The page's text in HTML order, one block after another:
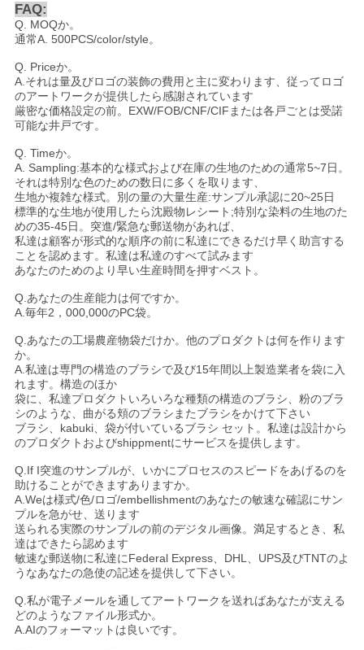
FAQ:
Q. MOQか。
通常A. 500PCS/color/style。
Q. Priceか。
A.それは量及びロゴの装飾の費用と主に変わります、従ってロゴ
のアートワークが提供したら感謝されています
厳密な価格設定の前。EXW/FOB/CNF/CIFまたは各戸ごとは受諾
可能な井戸です。
Q. Timeか。
A. Sampling:基本的な様式および在庫の生地のための通常5~7日。
それは特別な色のための数日に多くを取ります、
生地か複雑な様式。別の量の大量生産:サンプル承認に20~25日
標準的な生地が使用したら沈殿物レシート;特別な染料の生地のた
めの35-45日。突進/緊急な郵送物があれば、
私達は顧客が形式的な順序の前に私達にできるだけ早く助言する
ことを認めます。私達は私達のすべて試みます
あなたのためのより早い生産時間を押すベスト。
Q.あなたの生産能力は何ですか。
A.毎年2，000,000のPC袋。
Q.あなたの工場農産物袋だけか。他のプロダクトは何を作ります
か。
A.私達は専門の構造のブラシで及び15年間以上製造業者を袋に入
れます。構造のほか
袋に、私達プロダクトいろいろな種類の構造のブラシ、粉のブラ
シのような、曲がる頬のブラシまたブラシをかけて下さい
ブラシ、kabuki、袋が付いているブラシ セット。私達は設計から
のプロダクトおよびshippmentにサービスを提供します。
Q.If I突進のサンプルが、いかにプロセスのスピードをあげるのを
助けることができますありますか。
A.Weは様式/色/ロゴ/embellishmentのあなたの敏速な確認にサン
プルを急がせ、送ります
送られる実際のサンプルの前のデジタル画像。満足するとき、私
達はできたら認めます
敏速な郵送物に私達にFederal Express、DHL、UPS及びTNTのよ
うなあなたの急使の記述を提供して下さい。
Q.私が電子メールを通してアートワークを送ればあなたが支える
どのようなファイル形式か。
A.AIのフォーマットは良いです。